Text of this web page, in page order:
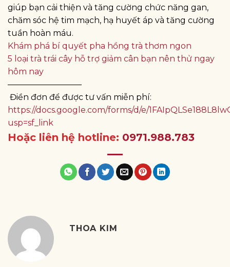
giúp bạn cải thiện và tăng cường chức năng gan,
chăm sóc hệ tim mạch, hạ huyết áp và tăng cường
tuần hoàn máu.
Khám phá bí quyết pha hồng trà thơm ngon
5 loại trà trái cây hỗ trợ giảm cân bạn nên thử ngay
hôm nay
—————————
Điền đơn để được tư vấn miễn phí:
https://docs.google.com/forms/d/e/
usp=sf_link
Hoặc liên hệ hotline: 0971.988.783
THOA KIM